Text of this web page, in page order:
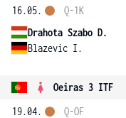
16.05.
Drahota Szabo D.
Blazevic I.
Q-1K
Oeiras 3 ITF
19.04.
Q-OF